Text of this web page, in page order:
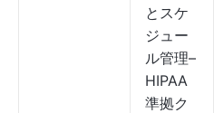
とスケ
ジュー
ル管理–
HIPAA
準拠ク